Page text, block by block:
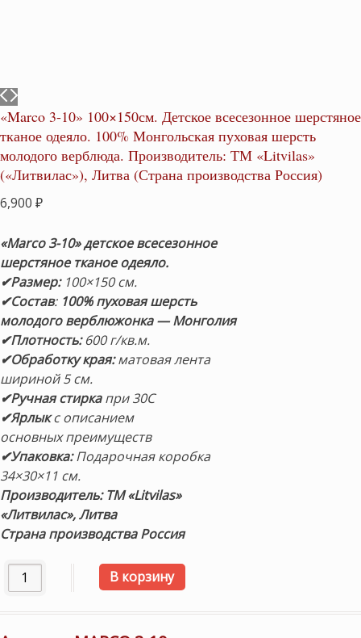
«Marco 3-10» 100×150см. Детское всесезонное шерстяное
тканое одеяло. 100% Монгольская пуховая шерсть
молодого верблюда. Производитель: ТМ «Litvilas»
(«Литвилас»), Литва (Страна производства Россия)
6,900 ₽
«Marco 3-10» детское всесезонное
шерстяное тканое одеяло.
✔Размер: 100×150 см.
✔Состав:100% пуховая шерсть
молодого верблюжонка — Монголия
✔Плотность:600 г/кв.м.
✔Обработку края:матоваялента
шириной 5 см.
✔Ручная стиркапри 30С
✔Ярлыкс описанием
основных преимуществ
✔Упаковка:Подарочная коробка
34×30×11 см.
Производитель: ТМ «Litvilas»
«Литвилас», Литва
Страна производства Россия
Количество товара «Marco 3-10» 100×150см. Детское
В корзину